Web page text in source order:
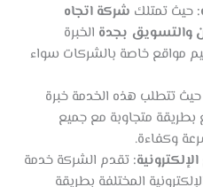
حيث تمتلك شركة اتجاه
والتسويق بجدة الخبرة
مواقع خاصة بالشركات سواء
حيث تتطلب هذه الخدمة خبرة
بطريقة متجاوبة مع جميع
وكفاءة.
تقدم الشركة خدمة
المختلفة بطريقة